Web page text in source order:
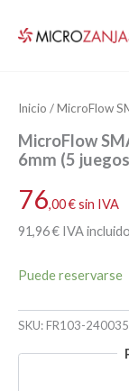
Inicio / MicroFlow
MicroFlow
6mm (5
76,00€sin IVA
91,96€ IVA incluido
Puede reservarse
SKU:FR103-